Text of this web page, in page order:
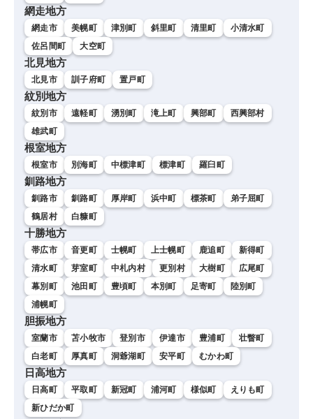
網走地方
網走市 美幌町 津別町 斜里町 清里町
小清水町
佐呂間町
大空町
北見地方
北見市 訓子府町 置戸町
紋別地方
紋別市 遠軽町 湧別町 滝上町 興部町
西興部村
雄武町
根室地方
根室市 別海町 中標津町 標津町 羅臼町
釧路地方
釧路市 釧路町 厚岸町 浜中町 標茶町
弟子屈町
鶴居村
白糠町
十勝地方
帯広市 音更町 士幌町 上士幌町 鹿追町
新得町
清水町
芽室町 中札内村 更別村 大樹町
広尾町
幕別町
池田町 豊頃町 本別町 足寄町
陸別町
浦幌町
胆振地方
室蘭市 苫小牧市 登別市 伊達市 豊浦町
壮瞥町
白老町
厚真町 洞爺湖町 安平町 むかわ町
日高地方
日高町 平取町 新冠町 浦河町 様似町
えりも町
新ひだか町